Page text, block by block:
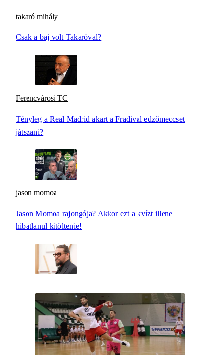
takaró mihály
Csak a baj volt Takaróval?
Ferencvárosi TC
Tényleg a Real Madrid akart a Fradival edzőmeccset
játszani?
jason momoa
Jason Momoa rajongója? Akkor ezt a kvízt illene
hibátlanul kitöltenie!